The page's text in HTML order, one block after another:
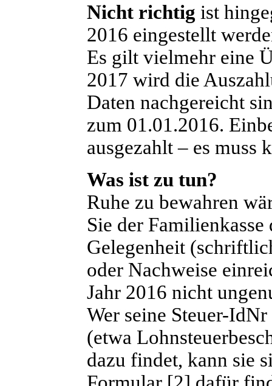
Nicht richtig ist
2016 eingestellt
Es gilt vielmehr eine
2017 wird die
Daten nachgereicht
zum 01.01.2016.
ausgezahlt – es muss
Was ist zu tun?
Ruhe zu bewahren
Sie der
Gelegenheit
oder Nachweise
Jahr 2016 nicht
Wer seine Steuer-
(etwa
dazu findet, kann sie